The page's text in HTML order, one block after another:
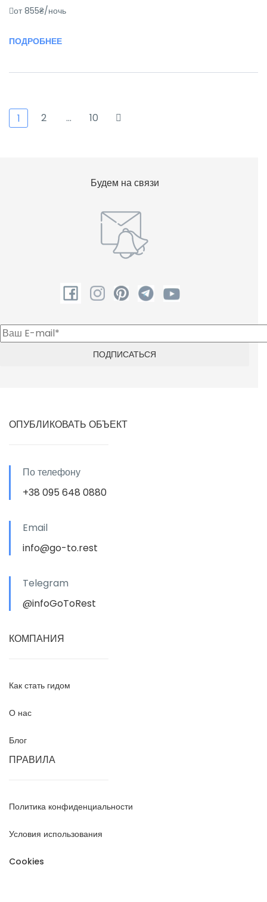
от 855₴/ночь
ПОДРОБНЕЕ
1 2 … 10
Будем на связи
ОПУБЛИКОВАТЬ ОБЪЕКТ
По телефону
+38 095 648 0880
Email
info@go-to.rest
Telegram
@infoGoToRest
КОМПАНИЯ
Как стать гидом
О нас
Блог
ПРАВИЛА
Политика конфиденциальности
Условия использования
Cookies